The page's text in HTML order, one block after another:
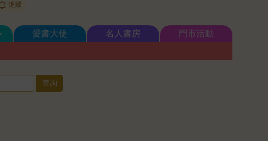
追蹤
愛書大使 名人書房 門市活動